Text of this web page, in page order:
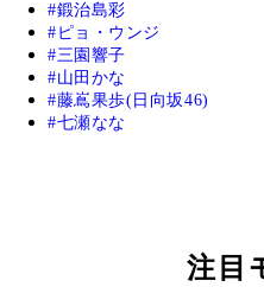
鍛治島彩
ピョ・ウンジ
三園響子
山田かな
藤嶌果歩(日向坂46)
七瀬なな
注目